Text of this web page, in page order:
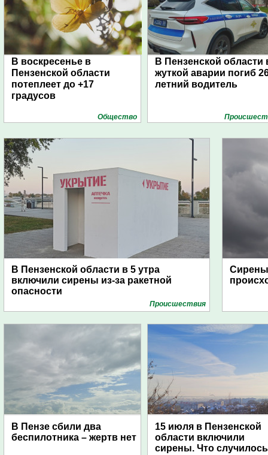
В воскресенье в
Пензенской области
потеплеет до +17
градусов
Общество
В Пензенской области
жуткой аварии погиб
летний водитель
В Пензенской области в 5 утра
включили сирены из-за ракетной
опасности
Проиcшествия
Сирены
В Пензе сбили два
беспилотника – жертв нет
15 июля в Пензенской
области включили
сирены. Что